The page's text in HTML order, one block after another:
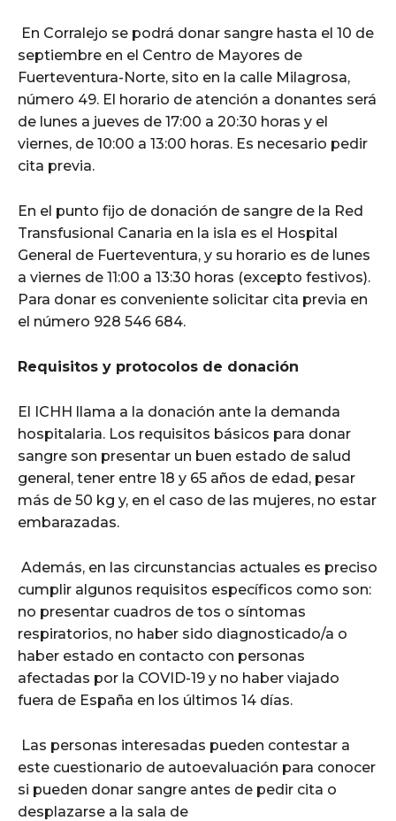
En Corralejo se podrá donar sangre hasta el 10 de
septiembre en el Centro de Mayores de
Fuerteventura-Norte, sito en la calle Milagrosa,
número 49. El horario de atención a donantes será
de lunes a jueves de 17:00 a 20:30 horas y el
viernes, de 10:00 a 13:00 horas. Es necesario pedir
cita previa.
En el punto fijo de donación de sangre de la Red
Transfusional Canaria en la isla es el Hospital
General de Fuerteventura, y su horario es de lunes
a viernes de 11:00 a 13:30 horas (excepto festivos).
Para donar es conveniente solicitar cita previa en
el número 928 546 684.
Requisitos y protocolos de donación
El ICHH llama a la donación ante la demanda
hospitalaria. Los requisitos básicos para donar
sangre son presentar un buen estado de salud
general, tener entre 18 y 65 años de edad, pesar
más de 50 kg y, en el caso de las mujeres, no estar
embarazadas.
Además, en las circunstancias actuales es preciso
cumplir algunos requisitos específicos como son:
no presentar cuadros de tos o síntomas
respiratorios, no haber sido diagnosticado/a o
haber estado en contacto con personas
afectadas por la COVID-19 y no haber viajado
fuera de España en los últimos 14 días.
Las personas interesadas pueden contestar a
este cuestionario de autoevaluación para conocer
si pueden donar sangre antes de pedir cita o
desplazarse a la sala de